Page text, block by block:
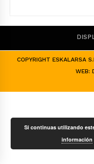
COPYRIGHT ESKALARSA
WEB:
Si continuas utilizando
información